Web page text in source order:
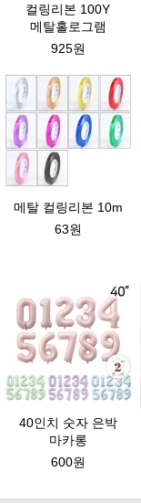
컬링리본 100Y
메탈홀로그램
925원
메탈 컬링리본 10m
63원
40인치 숫자 은박
마카롱
600원